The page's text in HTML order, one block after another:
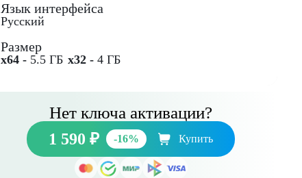
Язык интерфейса
Русский
Размер
x64 - 5.5 ГБ x32 -4 ГБ
Нет ключа активации?
1 590 ₽ -16% Купить